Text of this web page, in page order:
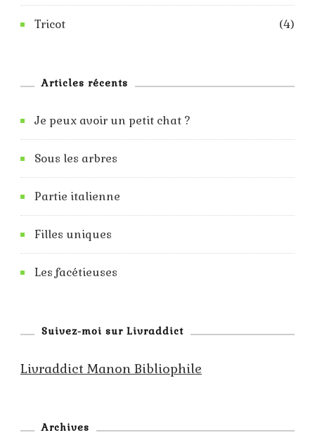
Tricot (4)
Articles récents
Je peux avoir un petit chat ?
Sous les arbres
Partie italienne
Filles uniques
Les facétieuses
Suivez-moi sur Livraddict
Livraddict Manon Bibliophile
Archives